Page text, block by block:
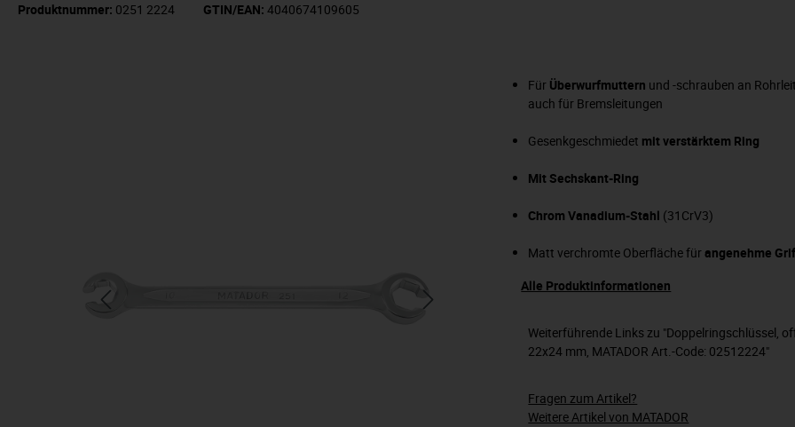
Produktnummer: 0251 2224 GTIN/EAN: 4040674109605
Für Überwurfmuttern und -schrauben an
auch für Bremsleitungen
Gesenkgeschmiedet mit verstärktem Ring
Mit Sechskant-Ring
Chrom Vanadium-Stahl (31CrV3)
Matt verchromte Oberfläche fürangenehme
Alle Produktinformationen
Weiterführende Links zu "Doppelringschlüssel,
22x24 mm, MATADOR Art.-Code: 02512224"
Fragen zum Artikel?
Weitere Artikel von MATADOR